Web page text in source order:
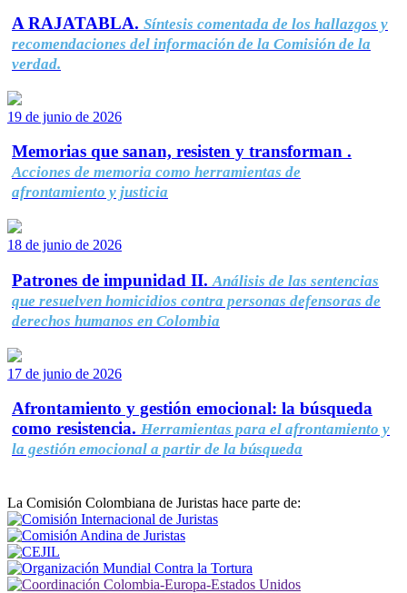
A RAJATABLA. Síntesis comentada de los hallazgos y
recomendaciones del información de la Comisión de la
verdad.
19 de junio de 2026
Memorias que sanan, resisten y transforman .
Acciones de memoria como herramientas de
afrontamiento y justicia
18 de junio de 2026
Patrones de impunidad II. Análisis de las sentencias
que resuelven homicidios contra personas defensoras de
derechos humanos en Colombia
17 de junio de 2026
Afrontamiento y gestión emocional: la búsqueda
como resistencia. Herramientas para el afrontamiento y
la gestión emocional a partir de la búsqueda
La Comisión Colombiana de Juristas hace parte de: